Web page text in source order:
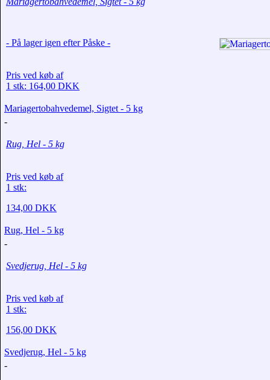
- På lager igen efter Påske -
Pris ved køb af
1 stk: 164,00 DKK
Mariagertobahvedemel, Sigtet - 5 kg
-
Rug, Hel - 5 kg
Pris ved køb af
1 stk:
134,00 DKK
Rug, Hel - 5 kg
-
Svedjerug, Hel - 5 kg
Pris ved køb af
1 stk:
156,00 DKK
Svedjerug, Hel - 5 kg
-